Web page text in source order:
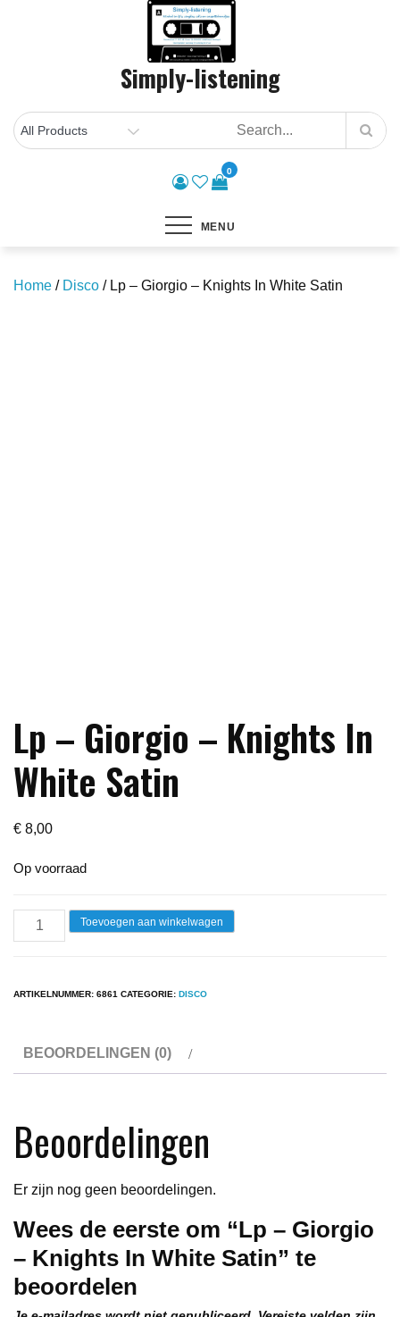
Simply-listening
0
MENU
Home / Disco / Lp – Giorgio – Knights In White Satin
Lp – Giorgio – Knights In
White Satin
€ 8,00
Op voorraad
-
-
White
Toevoegen aan winkelwagen
ARTIKELNUMMER: 6861 CATEGORIE: DISCO
BEOORDELINGEN (0)
Beoordelingen
Er zijn nog geen beoordelingen.
Wees de eerste om “Lp – Giorgio
– Knights In White Satin” te
beoordelen